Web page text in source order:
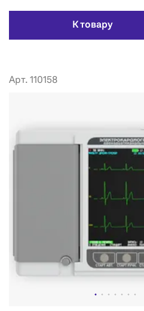
К товару
Арт. 110158